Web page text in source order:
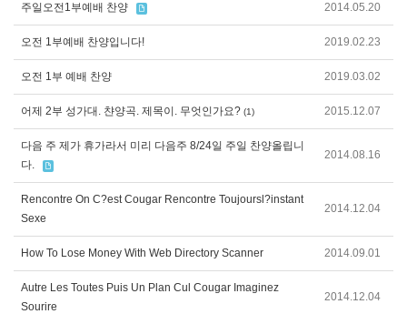
주일오전1부예배 찬양 2014.05.20
오전 1부예배 찬양입니다! 2019.02.23
오전 1부 예배 찬양 2019.03.02
어제 2부 성가대. 챤양곡. 제목이. 무엇인가요? (1) 2015.12.07
다음 주 제가 휴가라서 미리 다음주 8/24일 주일 찬양올립니
다.
2014.08.16
Rencontre On C?est Cougar Rencontre Toujoursl?instant
Sexe
2014.12.04
How To Lose Money With Web Directory Scanner 2014.09.01
Autre Les Toutes Puis Un Plan Cul Cougar Imaginez
Sourire
2014.12.04